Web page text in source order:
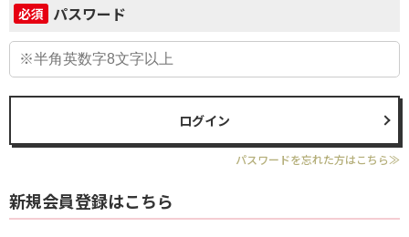
必須 パスワード
ログイン
パスワードを忘れた方はこちら≫
新規会員登録はこちら